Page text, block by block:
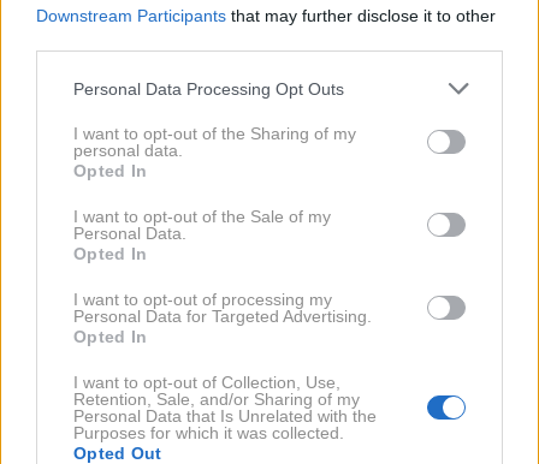
Downstream Participants that may further disclose it to other
Please note that this website/app uses one or more Google
not limited to your visit or usage behaviour. You may click to
grant or deny consent to Google and its third-party tags to
use your data for below specified purposes in below Google
consent section.
Personal Data Processing Opt Outs
I want to opt-out of the Sharing of my
personal data.
Opted In
I want to opt-out of the Sale of my
Personal Data.
Opted In
I want to opt-out of processing my
Personal Data for Targeted Advertising.
Opted In
I want to opt-out of Collection, Use,
Retention, Sale, and/or Sharing of my
Personal Data that Is Unrelated with the
Purposes for which it was collected.
Opted Out
odvajanjem vode ali blata, odrevenelost v predelu
padanje stopala.
Če teh znakov ni, je pri večini ljudi prvi korak
Zakaj samo počitek ni rešitev?
Pri močni bolečini je nekaj prilagoditve aktivnosti
smiselne, dolgotrajen počitek pa običajno ni dobra
rešitev. Hrbtenica potrebuje gibanje, vendar mora biti
to gibanje pravilno izbrano in postopno.